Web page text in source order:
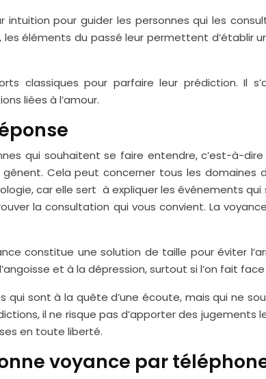
pour guider les personnes qui les
éléments du passé leur permettent d’établir
classiques pour parfaire leur prédiction. Il
liées à l’amour.
qui souhaitent se faire entendre, c’est-à-
Cela peut concerner tous les domaines
car elle sert à expliquer les événements
la consultation qui vous convient. La
constitue une solution de taille pour éviter
et à la dépression, surtout si l’on fait
qui sont à la quête d’une écoute, mais qui ne
il ne risque pas d’apporter des jugements
en toute liberté.
voyance par